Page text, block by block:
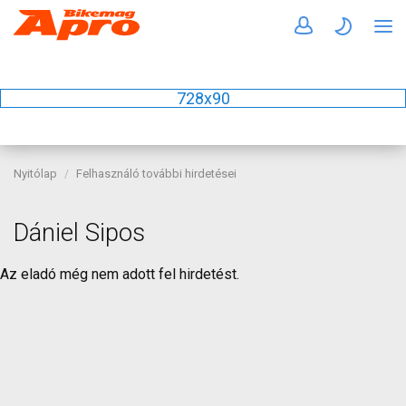
728x90
Nyitólap Felhasználó további hirdetései
Dániel Sipos
Az eladó még nem adott fel hirdetést.